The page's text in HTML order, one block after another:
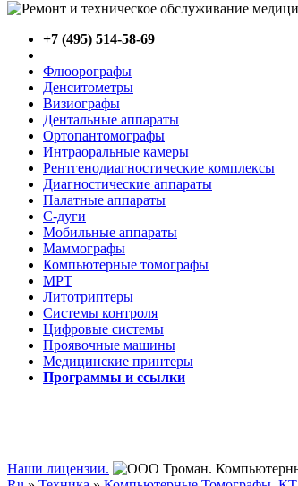
+7 (495) 514-58-69
Флюорографы
Денситометры
Визиографы
Дентальные аппараты
Ортопантомографы
Интраоральные камеры
Рентгенодиагностические комплексы
Диагностические аппараты
Палатные аппараты
C-дуги
Мобильные аппараты
Маммографы
Компьютерные томографы
МРТ
Литотриптеры
Системы контроля
Цифровые системы
Проявочные машины
Медицинские принтеры
Программы и ссылки
Наши лицензии.